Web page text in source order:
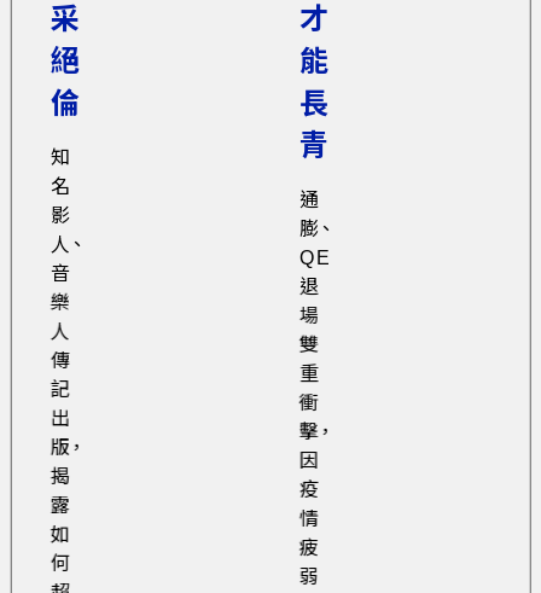
采
絕
倫
知
名
影
人、
音
樂
人
傳
記
出
版，
揭
露
如
何
才
能
長
青
通
膨、
QE
退
場
雙
重
衝
擊，
因
疫
情
疲
弱